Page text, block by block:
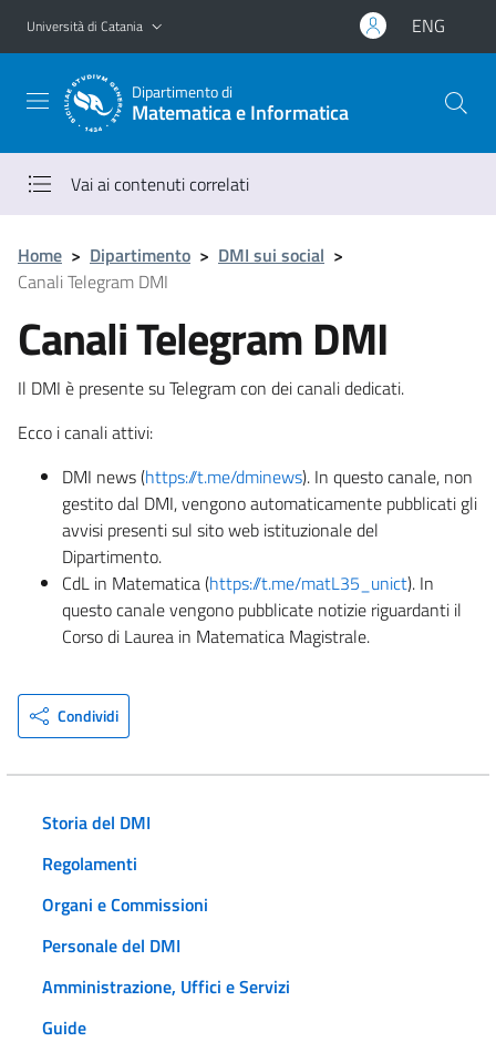
Vai al contenuto principale
Vai al menu di navigazione
Università di Catania ENG
Dipartimento di
Matematica e Informatica
Vai ai contenuti correlati
Home > Dipartimento > DMI sui social >
Canali Telegram DMI
Canali Telegram DMI
Il DMI è presente su Telegram con dei canali dedicati.
Ecco i canali attivi:
DMI news (https://t.me/dminews). In questo canale, non
gestito dal DMI, vengono automaticamente pubblicati gli
avvisi presenti sul sito web istituzionale del
Dipartimento.
CdL in Matematica (https://t.me/matL35_unict). In
questo canale vengono pubblicate notizie riguardanti il
Corso di Laurea in Matematica Magistrale.
Condividi
Storia del DMI
Regolamenti
Organi e Commissioni
Personale del DMI
Amministrazione, Uffici e Servizi
Guide